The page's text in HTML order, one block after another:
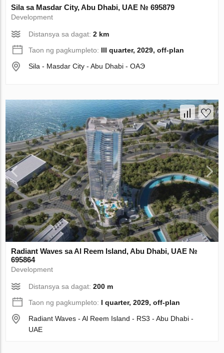
Sila sa Masdar City, Abu Dhabi, UAE № 695879
Development
Distansya sa dagat:2 km
Taon ng pagkumpleto: III quarter, 2029, off-plan
Sila - Masdar City - Abu Dhabi - ОАЭ
Radiant Waves sa Al Reem Island, Abu Dhabi, UAE №
695864
Development
Distansya sa dagat:200 m
Taon ng pagkumpleto: I quarter, 2029, off-plan
Radiant Waves - Al Reem Island - RS3 - Abu Dhabi -
UAE